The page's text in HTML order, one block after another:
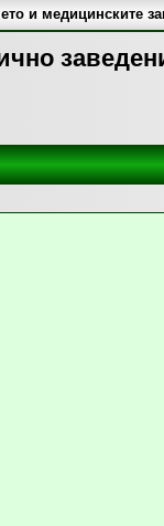
и медицинските